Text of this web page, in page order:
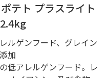
テト プラスライト
ルゲンフード、グレイン
加
低アレルゲンフード。レ